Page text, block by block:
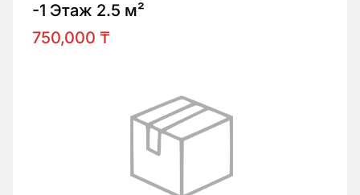
-1 Этаж 2.5 м²
750,000 ₸